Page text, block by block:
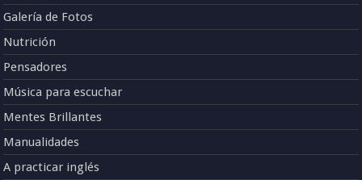
Galería de Fotos
Nutrición
Pensadores
Música para escuchar
Mentes Brillantes
Manualidades
A practicar inglés